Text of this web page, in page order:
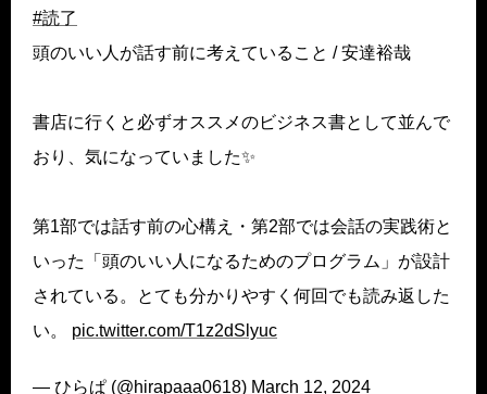
#読了
頭のいい人が話す前に考えていること / 安達裕哉
書店に行くと必ずオススメのビジネス書として並んで
おり、気になっていました✨️
第1部では話す前の心構え・第2部では会話の実践術と
いった「頭のいい人になるためのプログラム」が設計
されている。とても分かりやすく何回でも読み返した
い。 pic.twitter.com/T1z2dSlyuc
— ひらぱ (@hirapaaa0618) March 12, 2024